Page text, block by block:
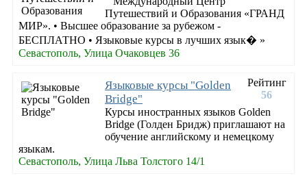
Путешествий и Образования «ГРАНД
МИР». • Высшее образование за рубежом -
БЕСПЛАТНО • Языковые курсы в лучших язык� »
Севастополь, Улица Очаковцев 36
Рейтинг
56
Языковые курсы "Golden
Bridge"
Курсы иностранных языков Golden
Bridge (Голден Бридж) приглашают на
обучение английскому и немецкому
языкам.
Севастополь, Улица Льва Толстого 14/1